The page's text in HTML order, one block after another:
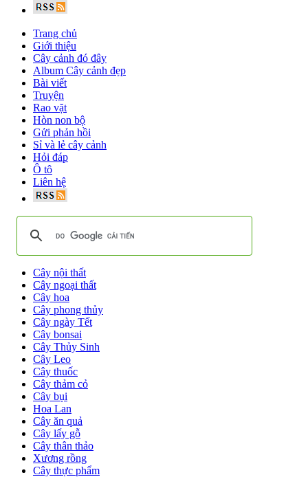
Trang chủ
Giới thiệu
Cây cảnh đó đây
Album Cây cảnh đẹp
Bài viết
Truyện
Rao vặt
Hòn non bộ
Gửi phản hồi
Sỉ và lẻ cây cảnh
Hỏi đáp
Ô tô
Liên hệ
Cây nội thất
Cây ngoại thất
Cây hoa
Cây phong thủy
Cây ngày Tết
Cây bonsai
Cây Thủy Sinh
Cây Leo
Cây thuốc
Cây thảm cỏ
Cây bụi
Hoa Lan
Cây ăn quả
Cây lấy gỗ
Cây thân thảo
Xương rồng
Cây thực phẩm